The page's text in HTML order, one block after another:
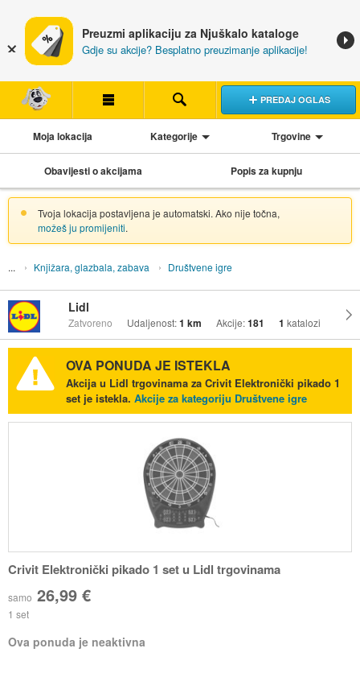
Preuzmi aplikaciju za Njuškalo kataloge
Gdje su akcije? Besplatno preuzimanje aplikacije!
PREDAJ OGLAS
Moja lokacija Kategorije Trgovine
Obavijesti o akcijama Popis za kupnju
Tvoja lokacija postavljena je automatski. Ako nije točna,
možeš ju promijeniti.
Knjižara, glazbala, zabava Društvene igre
Lidl
Zatvoreno Udaljenost:1 km Akcije:181 1 katalozi
OVA PONUDA JE ISTEKLA
Akcija u Lidl trgovinama za Crivit Elektronički pikado 1
set je istekla. Akcije za kategoriju Društvene igre
Crivit Elektronički pikado 1 set u Lidl trgovinama
samo 26,99 €
1 set
Ova ponuda je neaktivna